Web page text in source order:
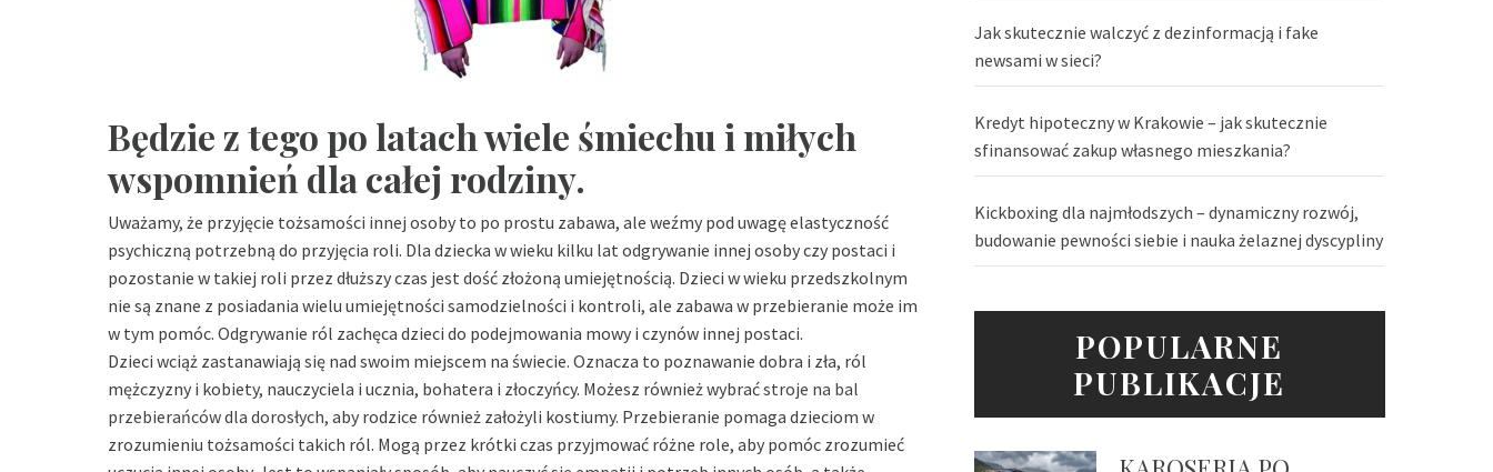
Będzie z tego po latach wiele śmiechu i miłych
wspomnień dla całej rodziny.
Uważamy, że przyjęcie tożsamości innej osoby to po prostu zabawa, ale weźmy pod uwagę elastyczność
psychiczną potrzebną do przyjęcia roli. Dla dziecka w wieku kilku lat odgrywanie innej osoby czy postaci i
pozostanie w takiej roli przez dłuższy czas jest dość złożoną umiejętnością. Dzieci w wieku przedszkolnym
nie są znane z posiadania wielu umiejętności samodzielności i kontroli, ale zabawa w przebieranie może im
w tym pomóc. Odgrywanie ról zachęca dzieci do podejmowania mowy i czynów innej postaci.
Dzieci wciąż zastanawiają się nad swoim miejscem na świecie. Oznacza to poznawanie dobra i zła, ról
mężczyzny i kobiety, nauczyciela i ucznia, bohatera i złoczyńcy. Możesz również wybraćstroje na bal
przebierańców dla dorosłych, aby rodzice również założyli kostiumy. Przebieranie pomaga dzieciom w
zrozumieniu tożsamości takich ról. Mogą przez krótki czas przyjmować różne role, aby pomóc zrozumieć
Jak skutecznie walczyć z dezinformacją i fake
newsami w sieci?
Kredyt hipoteczny w Krakowie – jak skutecznie
sfinansować zakup własnego mieszkania?
Kickboxing dla najmłodszych – dynamiczny rozwój,
budowanie pewności siebie i nauka żelaznej dyscypliny
POPULARNE
PUBLIKACJE